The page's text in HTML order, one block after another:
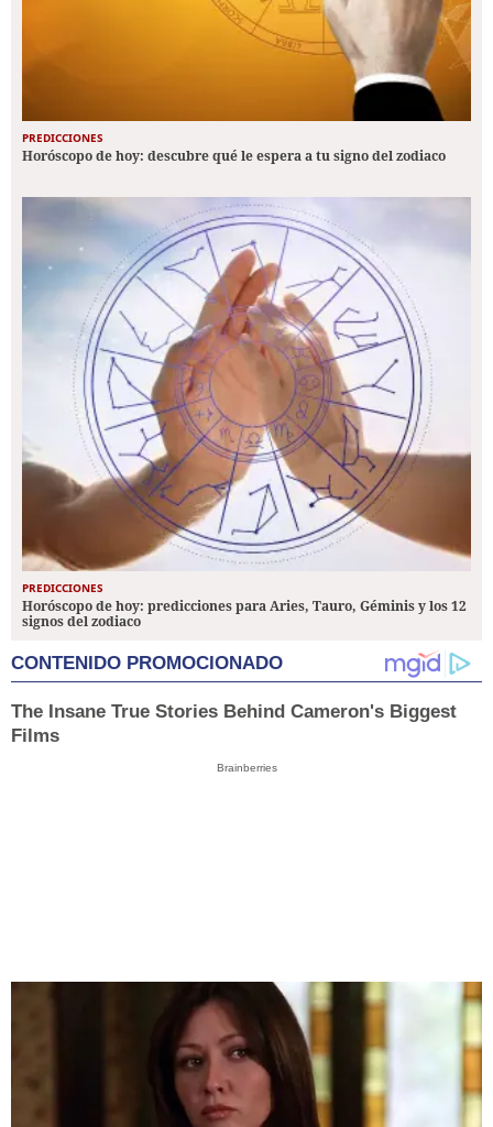
PREDICCIONES
Horóscopo de hoy: descubre qué le espera a tu signo del zodiaco
PREDICCIONES
Horóscopo de hoy: predicciones para Aries, Tauro, Géminis y los 12
signos del zodiaco
CONTENIDO PROMOCIONADO
The Insane True Stories Behind Cameron's Biggest
Films
Brainberries